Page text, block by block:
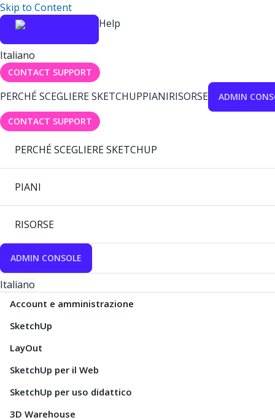
Skip to Content
Help
Italiano
CONTACT SUPPORT
PERCHÉ SCEGLIERE SKETCHUPPIANIRISORSE ADMIN
CONTACT SUPPORT
PERCHÉ SCEGLIERE SKETCHUP
PIANI
RISORSE
ADMIN CONSOLE
Italiano
Account e amministrazione
SketchUp
LayOut
SketchUp per il Web
SketchUp per uso didattico
3D Warehouse